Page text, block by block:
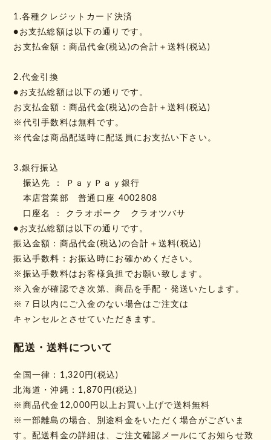
1.各種クレジットカード決済
●お支払総額は以下の通りです。
お支払金額：商品代金(税込)の合計＋送料(税込)
2.代金引換
●お支払総額は以下の通りです。
お支払金額：商品代金(税込)の合計＋送料(税込)
※代引手数料は無料です。
※代金は商品配送時に配送員にお支払い下さい。
3.銀行振込
振込先 ： ＰａｙＰａｙ銀行
本店営業部 普通口座 4002808
口座名 ： クラオポーク クラオツバサ
●お支払総額は以下の通りです。
振込金額：商品代金(税込)の合計＋送料(税込)
振込手数料：お振込時にお確かめください。
※振込手数料はお客様負担でお願い致します。
※入金が確認でき次第、商品を手配・発送いたします。
※７日以内にご入金のない場合はご注文は
キャンセルとさせていただきます。
配送・送料について
全国一律：1,320円(税込)
北海道・沖縄：1,870円(税込)
※商品代金12,000円以上お買い上げで送料無料
※一部離島の場合、別途料金をいただく場合がございま
す。配送料金の詳細は、ご注文確認メールにてお知らせ致